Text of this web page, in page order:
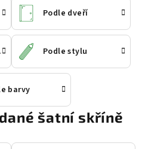
Podle dveří
Podle stylu
barvy
šatní skříně